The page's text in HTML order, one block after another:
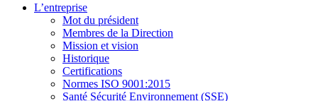
L’entreprise
Mot du président
Membres de la Direction
Mission et vision
Historique
Certifications
Normes ISO 9001:2015
Santé Sécurité Environnement (SSE)